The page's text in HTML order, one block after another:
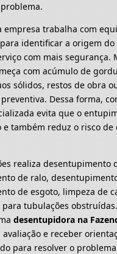
empresa trabalha com
identificar a origem
com mais segurança.
com acúmulo de
sólidos, restos de obra
Dessa forma,
evita que o
e também reduz o risco de
realiza desentupimento
de ralo,
de esgoto, limpeza de
tubulações
desentupidora na
e receber
para resolver o